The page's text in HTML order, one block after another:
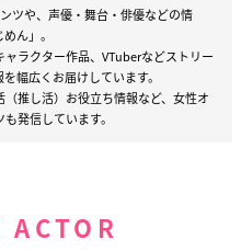
ツや、声優・舞台・俳優などの情
ん」。
ラクター作品、VTuberなどストリー
幅広くお届けしています。
推し活）お役立ち情報など、女性オ
発信しています。
ACTOR